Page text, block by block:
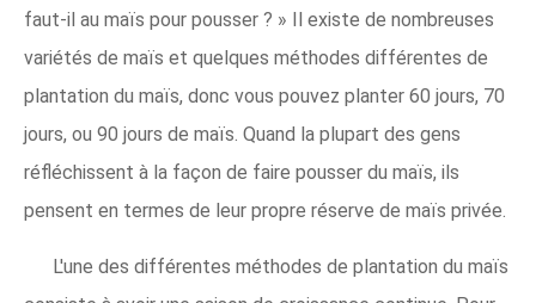
faut-il au maïs pour pousser ? » Il existe de nombreuses
variétés de maïs et quelques méthodes différentes de
plantation du maïs, donc vous pouvez planter 60 jours, 70
jours, ou 90 jours de maïs. Quand la plupart des gens
réfléchissent à la façon de faire pousser du maïs, ils
pensent en termes de leur propre réserve de maïs privée.
L'une des différentes méthodes de plantation du maïs